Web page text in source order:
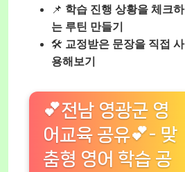
📌 학습 진행 상황을 체크하
는 루틴 만들기
🛠️ 교정받은 문장을 직접 사
용해보기
💕전남 영광군 영
어교육 공유💕- 맞
춤형 영어 학습 공